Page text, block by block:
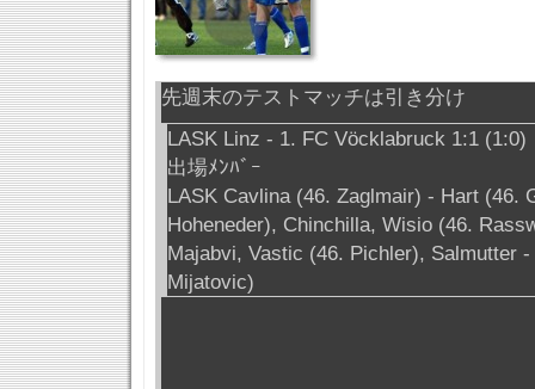
先週末のテストマッチは引き分け
LASK Linz - 1. FC Vöcklabruck 1:1 (1:0)
出場ﾒﾝﾊﾞｰ
LASK Cavlina (46. Zaglmair) - Hart (46.
Hoheneder), Chinchilla, Wisio (46.
Majabvi, Vastic (46. Pichler), Salmutter
Mijatovic)